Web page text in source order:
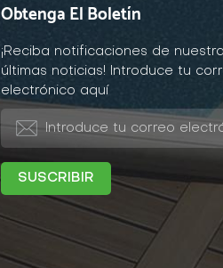
Obtenga El Boletín
¡Reciba notificaciones de
últimas noticias! Introduce tu
electrónico aquí